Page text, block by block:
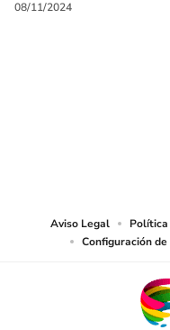
08/11/2024
Aviso Legal
Configuración de